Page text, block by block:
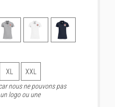
XL
XXL
nous ne pouvons pas
logo ou une